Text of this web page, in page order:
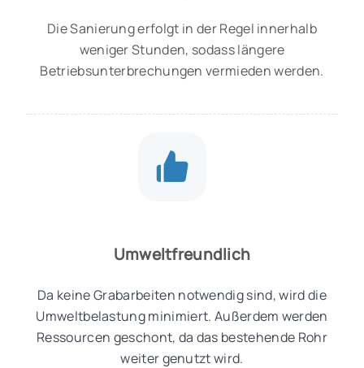
Die Sanierung erfolgt in der Regel innerhalb
weniger Stunden, sodass längere
Betriebsunterbrechungen vermieden werden.
Umweltfreundlich
Da keine Grabarbeiten notwendig sind, wird die
Umweltbelastung minimiert. Außerdem werden
Ressourcen geschont, da das bestehende Rohr
weiter genutzt wird.